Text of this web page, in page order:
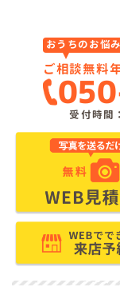
おうちのお悩
ご相談無料
受付時間